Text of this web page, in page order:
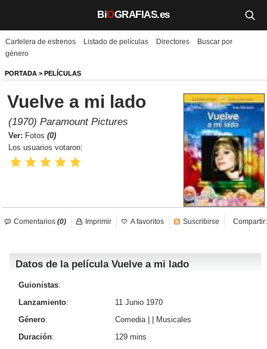
BiOGRAFIAS.es
Biografías
Películas
TV
Música
Un día como hoy
Iniciar sesión Crear cuenta
Cartelera de estrenos Listado de películas Directores
Buscar por
género
PORTADA > PELÍCULAS
Vuelve a mi lado
(1970) Paramount Pictures
Ver: Fotos (0)
Los usuarios votaron:
Comentarios (0) Compartir:
Imprimir A favoritos Suscribirse
Datos de la película Vuelve a mi lado
Guionistas:
Lanzamiento:
11 Junio 1970
Género: Comedia|
Musicales
Duración:
129 mins